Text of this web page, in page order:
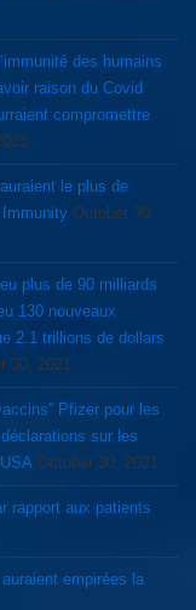
des humains
raison du Covid
compromettre
le plus de
October 30,
plus de 90 milliards
130 nouveaux
2.1 trillions de dollars
30, 2021
Pfizer pour les
sur les
October 30, 2021
rapport aux patients